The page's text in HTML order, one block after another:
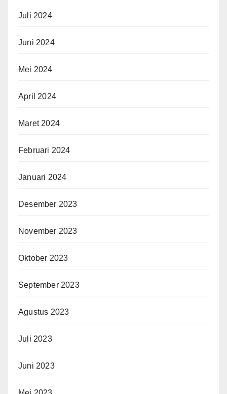
Juli 2024
Juni 2024
Mei 2024
April 2024
Maret 2024
Februari 2024
Januari 2024
Desember 2023
November 2023
Oktober 2023
September 2023
Agustus 2023
Juli 2023
Juni 2023